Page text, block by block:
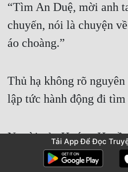
“Tìm An Duệ, mời anh
chuyến, nói là chuyện
áo choàng.”
Thủ hạ không rõ
lập tức hành động đi
Người của Hướng
Duệ ở Khu 9. Nghe thấy
Tải App Để Đọc